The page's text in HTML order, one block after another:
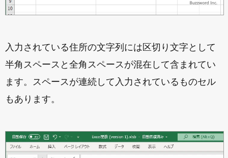
入力されている住所の文字列には区切り文字として
半角スペースと全角スペースが混在して含まれてい
ます。スペースが連続して入力されているものセル
もあります。